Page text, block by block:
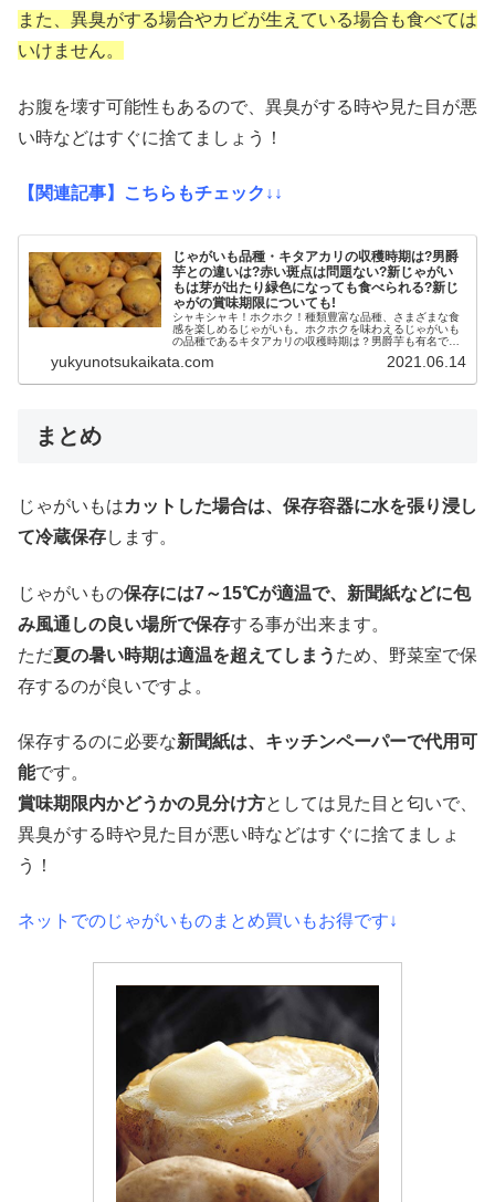
また、異臭がする場合やカビが生えている場合も食べては
いけません。
お腹を壊す可能性もあるので、異臭がする時や見た目が悪
い時などはすぐに捨てましょう！
【関連記事】こちらもチェック↓↓
じゃがいも品種・キタアカリの収穫時期は?男爵
芋との違いは?赤い斑点は問題ない?新じゃがい
もは芽が出たり緑色になっても食べられる?新じ
ゃがの賞味期限についても!
シャキシャキ！ホクホク！種類豊富な品種、さまざまな食
感を楽しめるじゃがいも。ホクホクを味わえるじゃがいも
の品種であるキタアカリの収穫時期は？男爵芋も有名です
われているじゃがいもは、芽が出て...
yukyunotsukaikata.com 2021.06.14
まとめ
じゃがいもはカットした場合は、保存容器に水を張り浸し
て冷蔵保存します。
じゃがいもの保存には7～15℃が適温で、新聞紙などに包
み風通しの良い場所で保存する事が出来ます。
ただ夏の暑い時期は適温を超えてしまう ため、野菜室で保
存するのが良いですよ。
保存するのに必要な新聞紙は、キッチンペーパーで代用可
能です。
賞味期限内かどうかの見分け方としては見た目と匂いで、
異臭がする時や見た目が悪い時などはすぐに捨てましょ
う！
ネットでのじゃがいものまとめ買いもお得です↓